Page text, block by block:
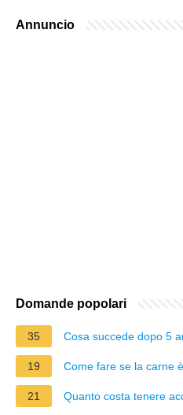
Annuncio
Domande popolari
35 Cosa succede dopo 5
19 Come fare se la carne
21 Quanto costa tenere